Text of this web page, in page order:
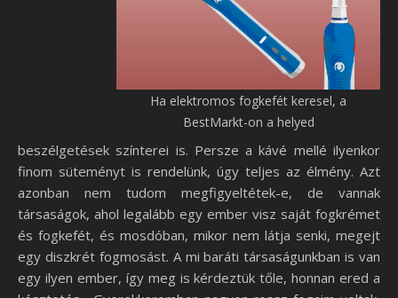
Ha elektromos fogkefét keresel, a
BestMarkt-on a helyed
beszélgetések színterei is. Persze a kávé mellé ilyenkor
finom süteményt is rendelünk, úgy teljes az élmény. Azt
azonban nem tudom megfigyeltétek-e, de vannak
társaságok, ahol legalább egy ember visz saját fogkrémet
és fogkefét, és mosdóban, mikor nem látja senki, megejt
egy diszkrét fogmosást. A mi baráti társaságunkban is van
egy ilyen ember, így meg is kérdeztük tőle, honnan ered a